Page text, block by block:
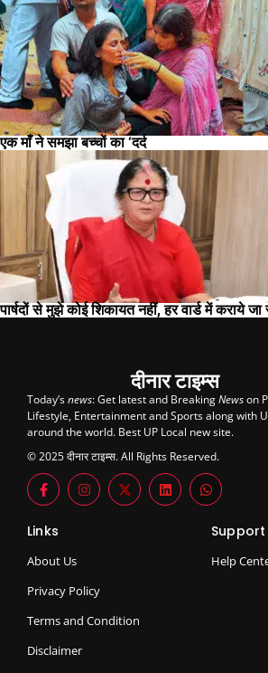
एक माँ ने समझा बच्चों का ‘दर्द
पार्षदों से मुझे कोई शिकायत नहीं, हर वार्ड में कराये जा
दीनार टाइम्स
Today’snews: Get latest and BreakingNewson
Lifestyle, Entertainment and Sports along with
around the world. Best UP Local new site.
© 2025 दीनार टाइम्स. All Rights Reserved.
Links
About Us
Privacy Policy
Terms and Condition
Disclaimer
Support
Help